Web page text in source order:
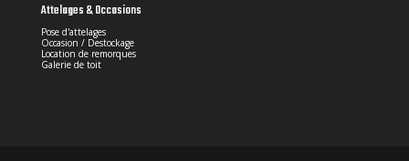
Attelages & Occasions
Pose d'attelages
Occasion / Destockage
Location de remorques
Galerie de toit